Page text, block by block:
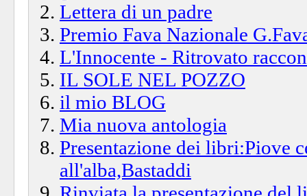
Lettera di un padre
Premio Fava Nazionale
L'Innocente - Ritrovato
IL SOLE NEL POZZO
il mio BLOG
Mia nuova antologia
Presentazione dei libri:Piove
all'alba,Bastaddi